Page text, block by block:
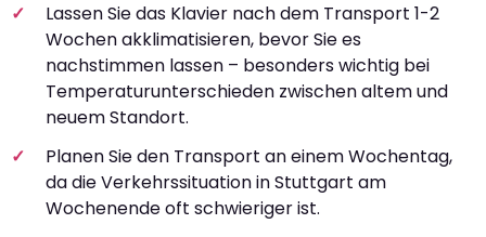
Lassen Sie das Klavier nach dem Transport 1-2
Wochen akklimatisieren, bevor Sie es
nachstimmen lassen – besonders wichtig bei
Temperaturunterschieden zwischen altem und
neuem Standort.
Planen Sie den Transport an einem Wochentag,
da die Verkehrssituation in Stuttgart am
Wochenende oft schwieriger ist.